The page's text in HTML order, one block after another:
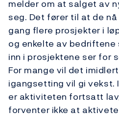
melder om at salget av
seg. Det fører til at de
gang flere prosjekter i
og enkelte av bedriftene
inn i prosjektene ser for
For mange vil det
igangsetting vil gi vekst.
er aktiviteten fortsatt
forventer ikke at